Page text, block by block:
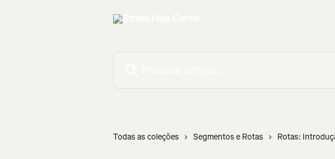
Todas as coleções Segmentos e Rotas Rotas: